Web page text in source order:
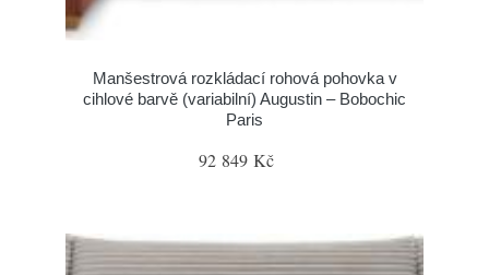
Manšestrová rozkládací rohová pohovka v
cihlové barvě (variabilní) Augustin – Bobochic
Paris
92 849 Kč